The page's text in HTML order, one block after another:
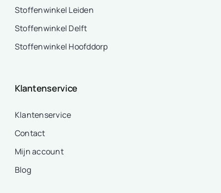
Stoffenwinkel Leiden
Stoffenwinkel Delft
Stoffenwinkel Hoofddorp
Klantenservice
Klantenservice
Contact
Mijn account
Blog